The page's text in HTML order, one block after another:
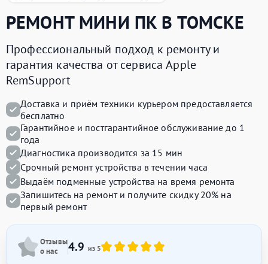
РЕМОНТ МИНИ ПК В ТОМСКЕ
Профессиональный подход к ремонту и
гарантия качества от сервиса Apple
RemSupport
Доставка и приём техники курьером предоставляется
бесплатно
Гарантийное и постгарантийное обслуживание до 1
года
Диагностика производится за 15 мин
Срочный ремонт устройства в течении часа
Выдаём подменные устройства на время ремонта
Запишитесь на ремонт и получите скидку 20% на
первый ремонт
Отзывы
о нас
4.9 из 5